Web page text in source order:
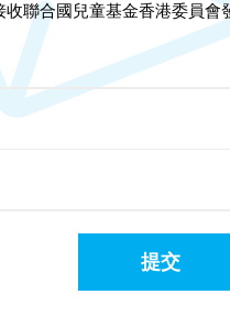
聯合國兒童基金香港委員會
提交